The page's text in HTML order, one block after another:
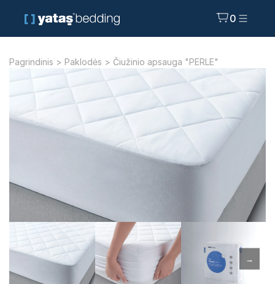
0
Pagrindinis > Paklodės > Čiužinio apsauga "PERLE"
→